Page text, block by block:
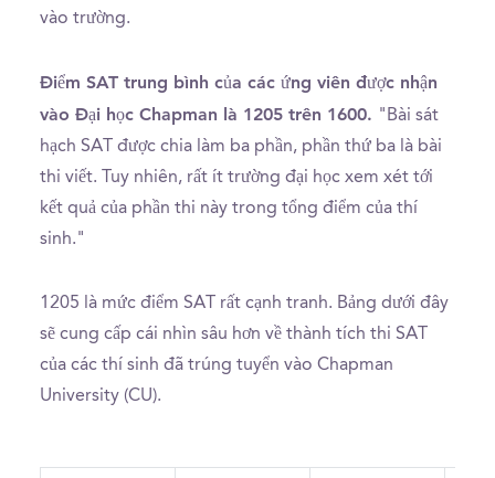
vào trường.
Điểm SAT trung bình của các ứng viên được nhận
vào Đại học Chapman là 1205 trên 1600. "Bài sát
hạch SAT được chia làm ba phần, phần thứ ba là bài
thi viết. Tuy nhiên, rất ít trường đại học xem xét tới
kết quả của phần thi này trong tổng điểm của thí
sinh."
1205 là mức điểm SAT rất cạnh tranh. Bảng dưới đây
sẽ cung cấp cái nhìn sâu hơn về thành tích thi SAT
của các thí sinh đã trúng tuyển vào Chapman
University (CU).